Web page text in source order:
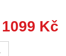
1099 Kč